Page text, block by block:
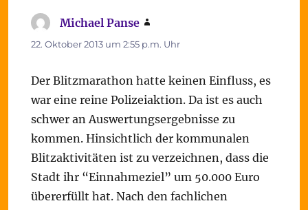
Michael Panse
22. Oktober 2013 um 2:55 p.m. Uhr
Der Blitzmarathon hatte keinen Einfluss, es
war eine reine Polizeiaktion. Da ist es auch
schwer an Auswertungsergebnisse zu
kommen. Hinsichtlich der kommunalen
Blitzaktivitäten ist zu verzeichnen, dass die
Stadt ihr “Einnahmeziel” um 50.000 Euro
übererfüllt hat. Nach den fachlichen